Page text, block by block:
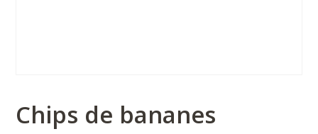
Chips de bananes